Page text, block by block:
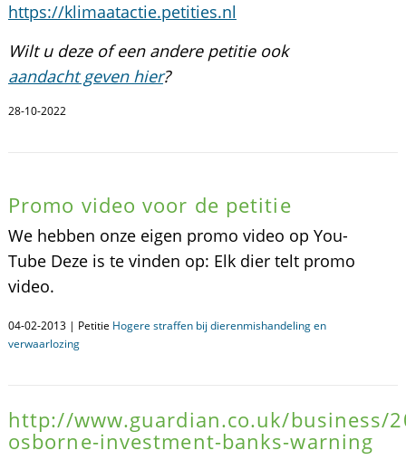
https://klimaatactie.petities.nl
Wilt u deze of een andere petitie ook
aandacht geven hier?
28-10-2022
Promo video voor de petitie
We hebben onze eigen promo video op You-
Tube Deze is te vinden op: Elk dier telt promo
video.
04-02-2013 | Petitie Hogere straffen bij dierenmishandeling en
verwaarlozing
http://www.guardian.co.uk/business/
osborne-investment-banks-warning